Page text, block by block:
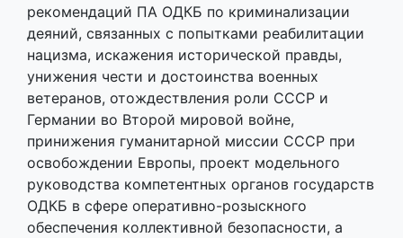
рекомендаций ПА ОДКБ по криминализации
деяний, связанных с попытками реабилитации
нацизма, искажения исторической правды,
унижения чести и достоинства военных
ветеранов, отождествления роли СССР и
Германии во Второй мировой войне,
принижения гуманитарной миссии СССР при
освобождении Европы, проект модельного
руководства компетентных органов государств
ОДКБ в сфере оперативно-розыскного
обеспечения коллективной безопасности, а